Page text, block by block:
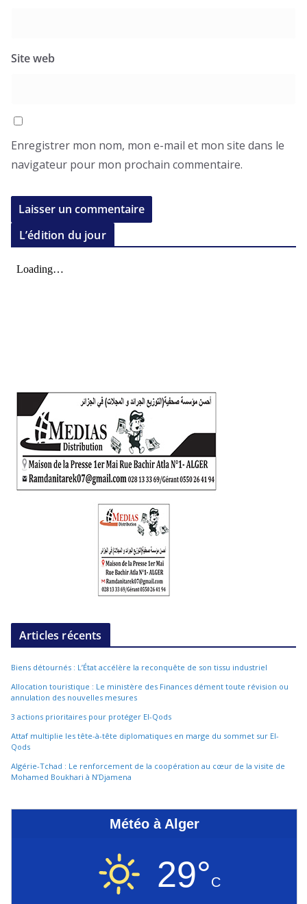
Site web
Enregistrer mon nom, mon e-mail et mon site dans le
navigateur pour mon prochain commentaire.
L’édition du jour
Articles récents
Biens détournés : L’État accélère la reconquête de son tissu industriel
Allocation touristique : Le ministère des Finances dément toute révision ou
annulation des nouvelles mesures
3 actions prioritaires pour protéger El-Qods
Attaf multiplie les tête-à-tête diplomatiques en marge du sommet sur El-
Qods
Algérie-Tchad : Le renforcement de la coopération au cœur de la visite de
Mohamed Boukhari à N’Djamena
Météo à Alger
29°C